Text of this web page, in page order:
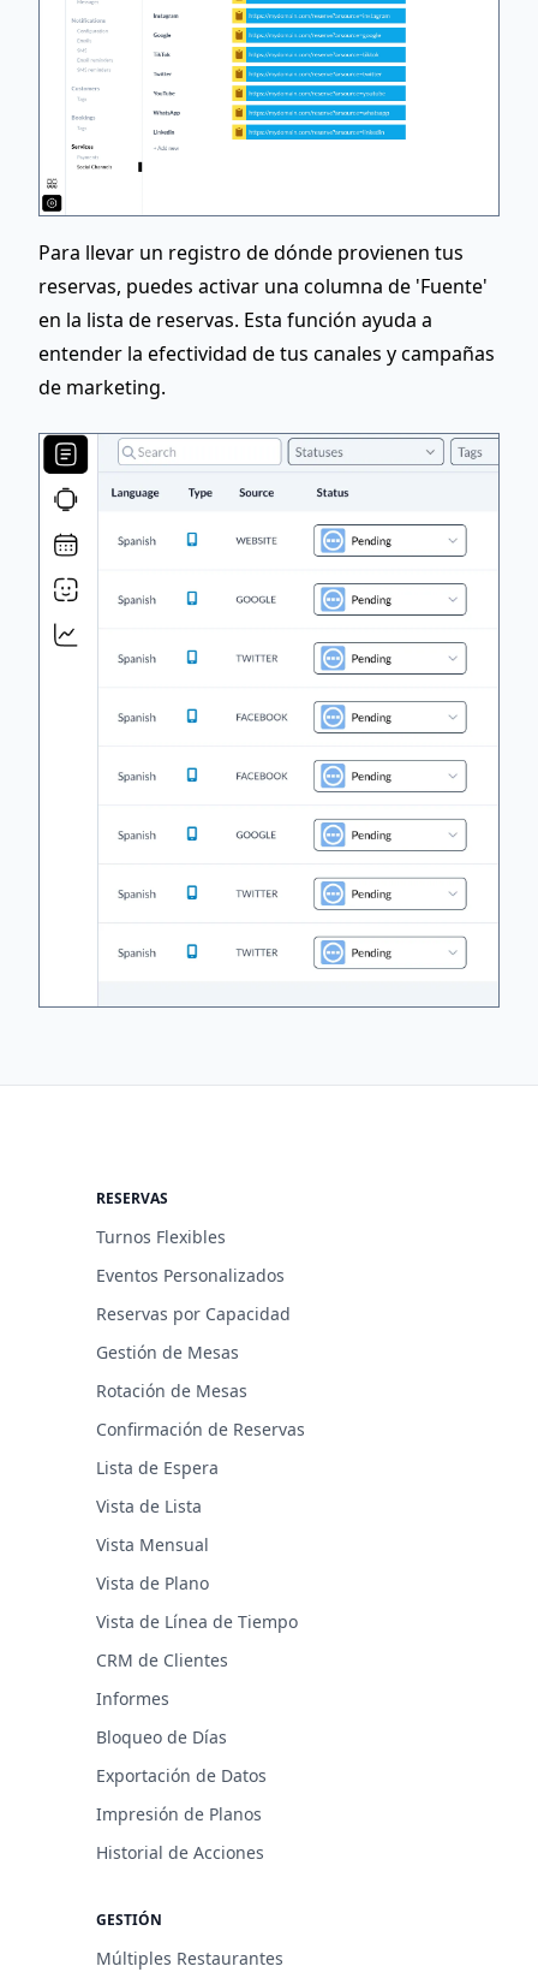
Para llevar un registro de dónde provienen tus
reservas, puedes activar una columna de 'Fuente'
en la lista de reservas. Esta función ayuda a
entender la efectividad de tus canales y campañas
de marketing.
RESERVAS
Turnos Flexibles
Eventos Personalizados
Reservas por Capacidad
Gestión de Mesas
Rotación de Mesas
Confirmación de Reservas
Lista de Espera
Vista de Lista
Vista Mensual
Vista de Plano
Vista de Línea de Tiempo
CRM de Clientes
Informes
Bloqueo de Días
Exportación de Datos
Impresión de Planos
Historial de Acciones
GESTIÓN
Múltiples Restaurantes